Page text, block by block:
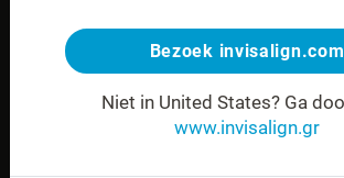
Bezoek invisalign.com
Niet in United States? Ga
www.invisalign.gr